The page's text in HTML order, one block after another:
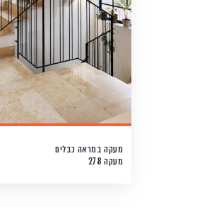
מעקה במראה כבלים
מעקה 278